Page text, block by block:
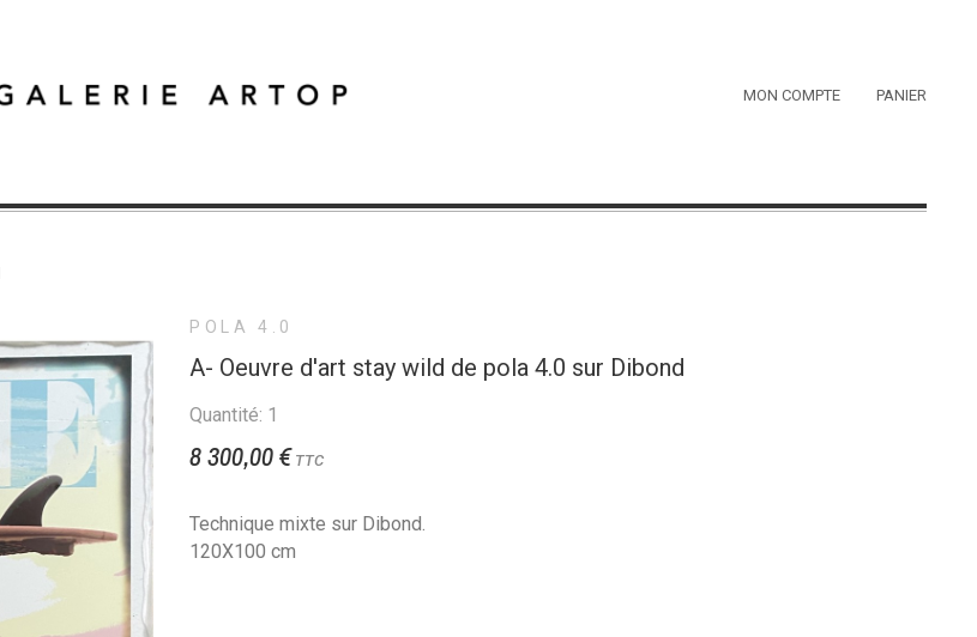
MON COMPTE PANIER
POLA 4.0
A- Oeuvre d'art stay wild de pola 4.0 sur Dibond
Quantité: 1
8 300,00 € TTC
Technique mixte sur Dibond.
120X100 cm